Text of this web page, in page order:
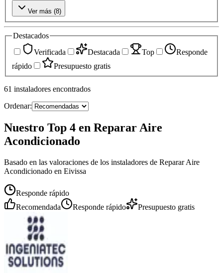
Ver más (8)
Destacados
Verificada
Destacada Top
Responde
rápido
Presupuesto gratis
61 instaladores encontrados
Ordenar:
Nuestro Top 4 en Reparar Aire
Acondicionado
Basado en las valoraciones de los instaladores de Reparar Aire
Acondicionado en Eivissa
Responde rápido
Recomendada
Responde rápido Presupuesto gratis